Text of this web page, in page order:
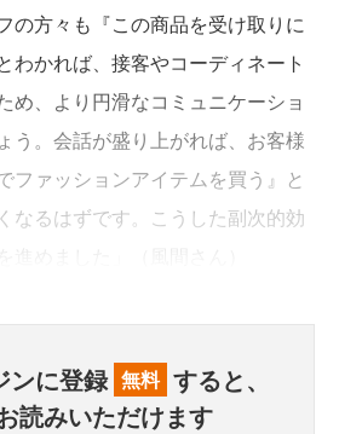
の方々も『この商品を受け取りに
わかれば、接客やコーディネート
め、より円滑なコミュニケーショ
う。会話が盛り上がれば、お客様
ファッションアイテムを買う』と
なるはずです。こうした副次的効
ンに登録 無料 すると、
読みいただけます